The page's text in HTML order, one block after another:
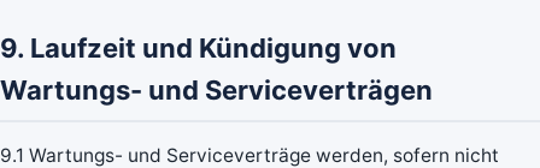
9. Laufzeit und Kündigung von
Wartungs- und Serviceverträgen
9.1 Wartungs- und Serviceverträge werden, sofern nicht